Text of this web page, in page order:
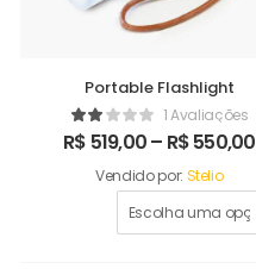
Portable Flashlight
1 Avaliações
R$ 519,00– R$550,00
Vendido por: Stelio